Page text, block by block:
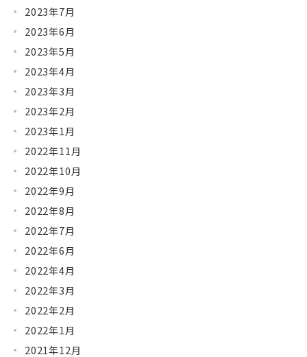
2023年7月
2023年6月
2023年5月
2023年4月
2023年3月
2023年2月
2023年1月
2022年11月
2022年10月
2022年9月
2022年8月
2022年7月
2022年6月
2022年4月
2022年3月
2022年2月
2022年1月
2021年12月